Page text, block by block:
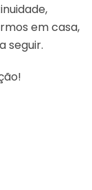
em casa,
seguir.